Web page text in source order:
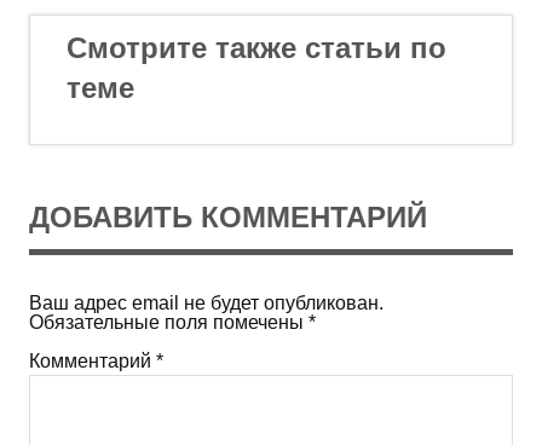
Смотрите также статьи по
теме
ДОБАВИТЬ КОММЕНТАРИЙ
Ваш адрес email не будет опубликован.
Обязательные поля помечены *
Комментарий *